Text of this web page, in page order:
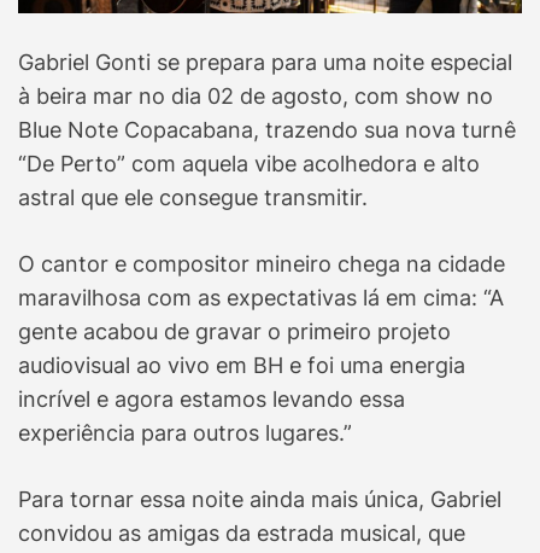
Gabriel Gonti se prepara para uma noite especial
à beira mar no dia 02 de agosto, com show no
Blue Note Copacabana, trazendo sua nova turnê
“De Perto” com aquela vibe acolhedora e alto
astral que ele consegue transmitir.
O cantor e compositor mineiro chega na cidade
maravilhosa com as expectativas lá em cima: “A
gente acabou de gravar o primeiro projeto
audiovisual ao vivo em BH e foi uma energia
incrível e agora estamos levando essa
experiência para outros lugares.”
Para tornar essa noite ainda mais única, Gabriel
convidou as amigas da estrada musical, que